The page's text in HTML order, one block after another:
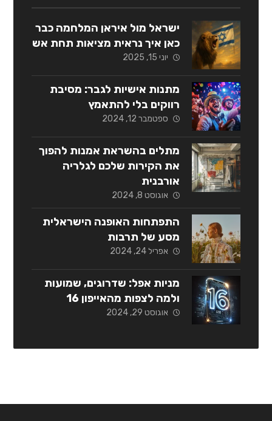
ישראל מול איראן המלחמה כבר
כאן איך נראית מציאות תחת אש
יוני 15, 2025
מתנות אישיות לגבר: מסיבת
רווקים בלי להתאמץ
ספטמבר 12, 2024
מתלים בהשראת אמנות להפוך
את הקירות שלכם לגלריה
אורבנית
אוגוסט 8, 2024
התפתחות האופנה הישראלית
מסע של תרבות
אפריל 24, 2024
מניות אפל: שדרוגים, שמועות
ולמה לצפות מהאייפון 16
אוגוסט 29, 2024